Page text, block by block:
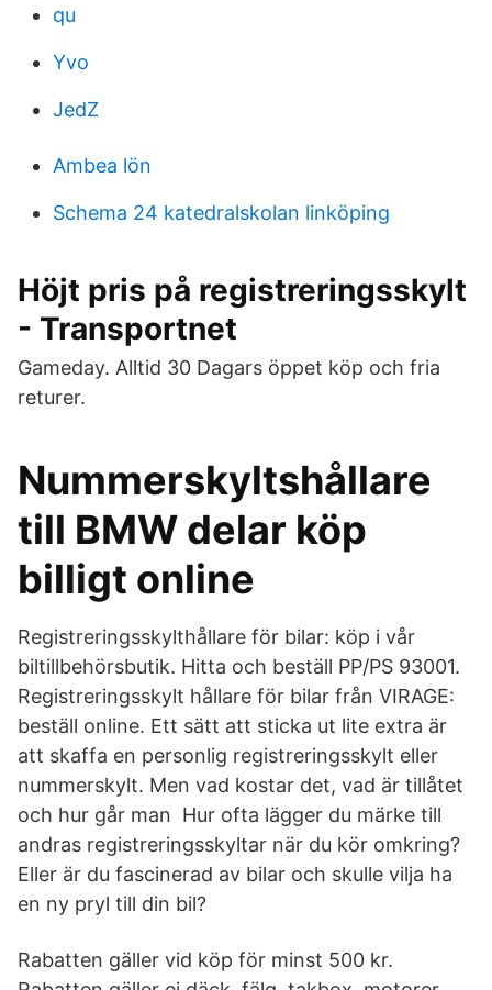
qu
Yvo
JedZ
Ambea lön
Schema 24 katedralskolan linköping
Höjt pris på registreringsskylt
- Transportnet
Gameday. Alltid 30 Dagars öppet köp och fria
returer.
Nummerskyltshållare
till BMW delar köp
billigt online
Registreringsskylthållare för bilar: köp i vår
biltillbehörsbutik. Hitta och beställ PP/PS 93001.
Registreringsskylt hållare för bilar från VIRAGE:
beställ online. Ett sätt att sticka ut lite extra är
att skaffa en personlig registreringsskylt eller
nummerskylt. Men vad kostar det, vad är tillåtet
och hur går man Hur ofta lägger du märke till
andras registreringsskyltar när du kör omkring?
Eller är du fascinerad av bilar och skulle vilja ha
en ny pryl till din bil?
Rabatten gäller vid köp för minst 500 kr.